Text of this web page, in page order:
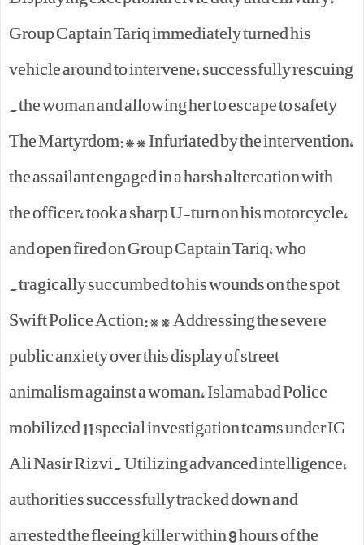
Group Captain Tariq immediately turned his
vehicle around to intervene, successfully rescuing
the woman and allowing her to escape to safety.
The Martyrdom:** Infuriated by the intervention,
the assailant engaged in a harsh altercation with
the officer, took a sharp U-turn on his motorcycle,
and open fired on Group Captain Tariq, who
tragically succumbed to his wounds on the spot.
Swift Police Action:** Addressing the severe
public anxiety over this display of street
animalism against a woman, Islamabad Police
mobilized 11 special investigation teams under IG
Ali Nasir Rizvi. Utilizing advanced intelligence,
authorities successfully tracked down and
arrested the fleeing killer within 9 hours of the